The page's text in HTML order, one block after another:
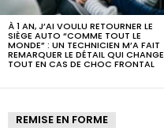
À 1 AN, J’AI VOULU RETOURNER LE
SIÈGE AUTO “COMME TOUT LE
MONDE” : UN TECHNICIEN M’A FAIT
REMARQUER LE DÉTAIL QUI CHANGE
TOUT EN CAS DE CHOC FRONTAL
REMISE EN FORME